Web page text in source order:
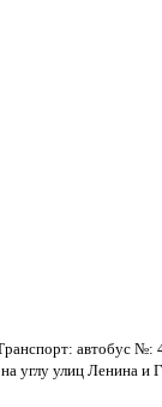
улиц Ленина